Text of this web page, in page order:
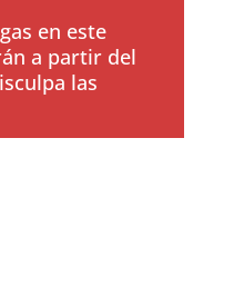
en este
a partir del
las